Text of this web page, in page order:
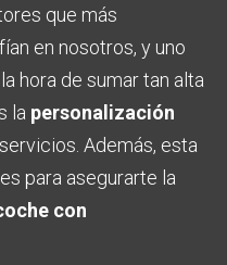
que más
en nosotros, y uno
hora de sumar tan alta
la personalización
Además, esta
para asegurarte la
con